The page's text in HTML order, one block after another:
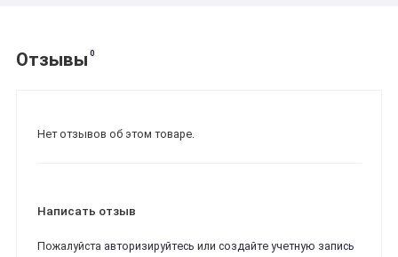
Отзывы 0
Нет отзывов об этом товаре.
Написать отзыв
Пожалуйста авторизируйтесь или создайте учетную запись